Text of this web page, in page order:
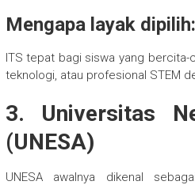
Mengapa layak dipilih:
ITS tepat bagi siswa yang
teknologi, atau profesional STEM
3. Universitas
(UNESA)
UNESA awalnya dikenal